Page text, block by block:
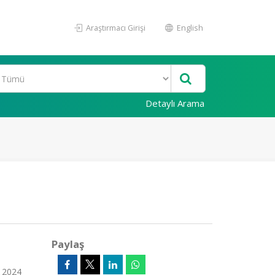
Araştırmacı Girişi English
Detaylı Arama
2024
Paylaş